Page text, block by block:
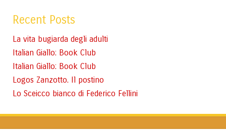
Recent Posts
La vita bugiarda degli adulti
Italian Giallo: Book Club
Italian Giallo: Book Club
Logos Zanzotto. Il postino
Lo Sceicco bianco di Federico Fellini